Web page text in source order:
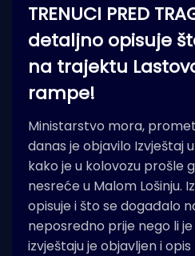
TRENUCI PRED
detaljno opisuje
na trajektu
rampe!
Ministarstvo mora,
danas je objavilo Izvještaj
kako je u kolovozu prošle
nesreće u Malom Lošinju.
opisuje i što se događalo
neposredno prije nego li
izvještaju je objavljen i